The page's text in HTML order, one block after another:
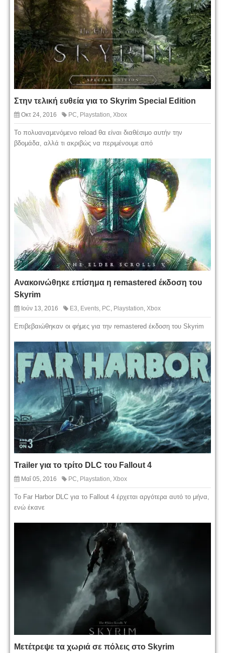
Στην τελική ευθεία για το Skyrim Special Edition
Οκτ 24, 2016 PC, Playstation, Xbox
Το πολυαναμενόμενο reload θα είναι διαθέσιμο αυτήν την
βδομάδα, αλλά τι ακριβώς να περιμένουμε από
Ανακοινώθηκε επίσημα η remastered έκδοση του
Skyrim
Ιούν 13, 2016 E3 Events PC Playstation Xbox
Επιβεβαιώθηκαν οι φήμες για την remastered έκδοση του Skyrim
Trailer για το τρίτο DLC του Fallout 4
Μαΐ 05, 2016 PC, Playstation, Xbox
Το Far Harbor DLC για το Fallout 4 έρχεται αργότερα αυτό το μήνα,
ενώ έκανε
Μετέτρεψε τα χωριά σε πόλεις στο Skyrim